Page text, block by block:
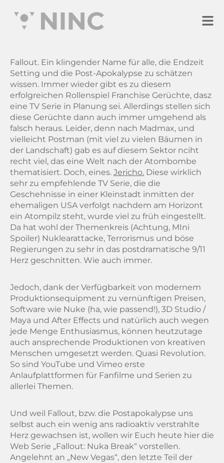
Fallout. Ein klingender Name für alle, die Endzeit
Setting und die Post-Apokalypse zu schätzen
wissen. Immer wieder gibt es zu diesem
erfolgreichen Rollenspiel Franchise Gerüchte, dasz
eine TV Serie in Planung sei. Allerdings stellen sich
diese Gerüchte dann auch immer umgehend als
falsch heraus. Leider, denn nach Madmax, und
vielleicht Postman (mit viel zu vielen Bäumen in
der Landschaft) gab es auf diesem Sektor nciht
recht viel, das eine Welt nach der Atombombe
thematisiert. Doch, eines. Jericho. Diese wirklich
sehr zu empfehlende TV Serie, die die
Geschehnisse in einer Kleinstadt inmitten der
ehemaligen USA verfolgt nachdem am Horizont
ein Atompilz steht, wurde viel zu früh eingestellt.
Da hat wohl der Themenkreis (Achtung, MIni
Spoiler) Nuklearattacke, Terrorismus und böse
Regierungen zu sehr in das postdramatische 9/11
Herz geschnitten. Wie auch immer.
Jedoch, dank der Verfügbarkeit von modernem
Produktionsequipment zu vernünftigen Preisen,
Software wie Nuke (ha, wie passend!), 3D Studio /
Maya und After Effects und natürlich auch wegen
jede Menge Enthusiasmus, können heutzutage
auch ansprechende Produktionen von kreativen
Menschen umgesetzt werden. Quasi Revolution.
So sind YouTube und Vimeo erste
Anlaufplattformen für Fanfilme und Serien zu
allerlei Themen.
Und weil Fallout, bzw. die Postapokalypse uns
selbst auch ein wenig ans radioaktiv verstrahlte
Herz gewachsen ist, wollen wir Euch heute hier die
Web Serie „Fallout: Nuka Break“ vorstellen.
Angelehnt an „New Vegas“, den letzte Teil der